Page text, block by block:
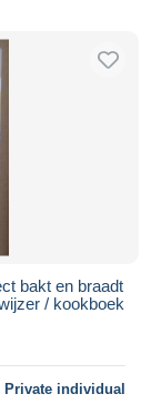
bakt en braadt
/ kookboek
Private individual